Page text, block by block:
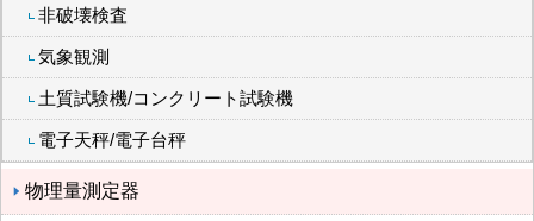
非破壊検査
気象観測
土質試験機/コンクリート試験機
電子天秤/電子台秤
物理量測定器